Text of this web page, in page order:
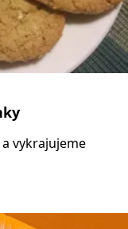
vykrajujeme